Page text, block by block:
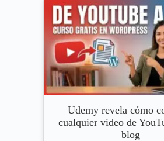
Udemy revela cómo
cualquier video de
blog